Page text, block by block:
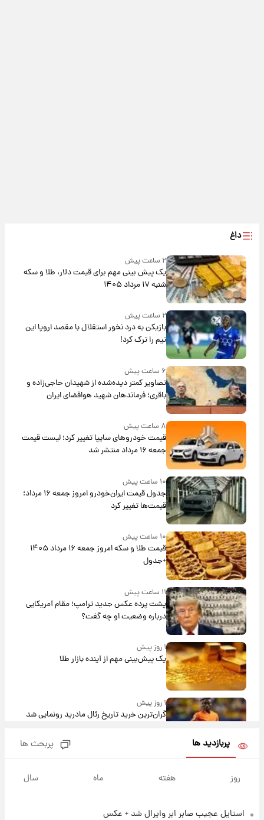
داغ
۲ ساعت پیش
یک پیش ‌بینی مهم برای قیمت دلار، طلا و سکه
شنبه ۱۷ مرداد ۱۴۰۵
۲ ساعت پیش
بازیکن به درد نخور استقلال با مقصد اروپا این
تیم را ترک کرد!
۶ ساعت پیش
تصاویر کمتر دیده‌شده از شهیدان حاجی‌زاده و
باقری؛ فرماندهان شهید هوافضای ایران
۸ ساعت پیش
قیمت خودروهای سایپا تغییر کرد؛ لیست قیمت
جمعه ۱۶ مرداد منتشر شد
۱۰ ساعت پیش
جدول قیمت ایران‌خودرو امروز جمعه ۱۶ مرداد؛
قیمت‌ها تغییر کرد
۱۰ ساعت پیش
قیمت طلا و سکه امروز جمعه ۱۶ مرداد ۱۴۰۵
+جدول
۱۱ ساعت پیش
پشت پرده عکس جدید ترامپ؛ مقام آمریکایی
درباره وضعیت او چه گفت؟
۱ روز پیش
یک پیش‌بینی مهم از آینده بازار طلا
۱ روز پیش
گران‌ترین خرید تاریخ رئال مادرید رونمایی شد
روزها پربارش‌تر خواهند بود؟
۱ روز پیش
پربازدید ها پربحث ها
روز هفته ماه سال
استایل عجیب صابر ابر وایرال شد + عکس